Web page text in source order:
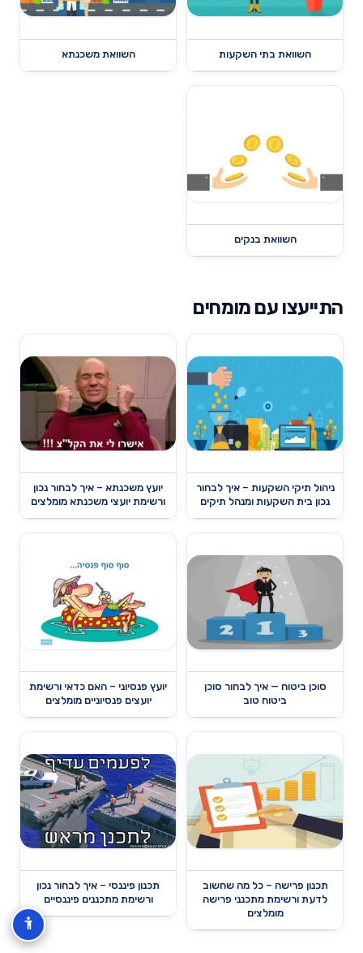
השוואת בתי השקעות השוואת משכנתא
השוואת בנקים
התייעצו עם מומחים
ניהול תיקי השקעות – איך לבחור
נכון בית השקעות ומנהל תיקים
יועץ משכנתא – איך לבחור נכון
ורשימת יועצי משכנתא מומלצים
סוכן ביטוח — איך לבחור סוכן
ביטוח טוב
יועץ פנסיוני – האם כדאי ורשימת
יועצים פנסיוניים מומלצים
תכנון פרישה – כל מה שחשוב
לדעת ורשימת מתכנני פרישה
מומלצים
תכנון פיננסי – איך לבחור נכון
ורשימת מתכננים פיננסיים